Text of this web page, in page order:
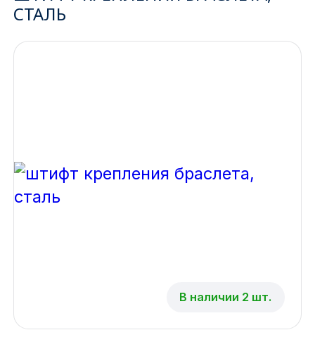
Казань
Волгоград
Красноярск
СТАЛЬ
В наличии 2 шт.